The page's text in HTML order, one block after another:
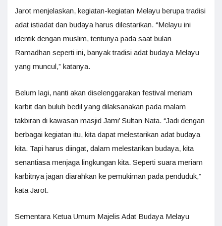
Jarot menjelaskan, kegiatan-kegiatan Melayu berupa tradisi
adat istiadat dan budaya harus dilestarikan. “Melayu ini
identik dengan muslim, tentunya pada saat bulan
Ramadhan seperti ini, banyak tradisi adat budaya Melayu
yang muncul,” katanya.
Belum lagi, nanti akan diselenggarakan festival meriam
karbit dan buluh bedil yang dilaksanakan pada malam
takbiran di kawasan masjid Jami’ Sultan Nata. “Jadi dengan
berbagai kegiatan itu, kita dapat melestarikan adat budaya
kita. Tapi harus diingat, dalam melestarikan budaya, kita
senantiasa menjaga lingkungan kita. Seperti suara meriam
karbitnya jagan diarahkan ke pemukiman pada penduduk,”
kata Jarot.
Sementara Ketua Umum Majelis Adat Budaya Melayu